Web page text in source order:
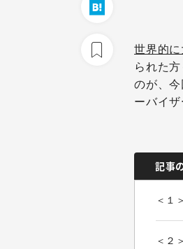
世界的
られた
のが、
ーバイ
記事
＜１
＜２